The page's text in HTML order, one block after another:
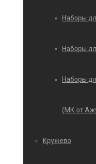
Наборы
Наборы
Наборы
(МК от
Кружево